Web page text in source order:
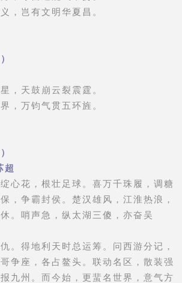
，岂有文明华夏昌。
，天鼓崩云裂震霆。
，万钧气贯五环旌。
超
心花，根壮足球。喜万千珠履，调糖
，争霸封侯。楚汉雄风，江淮热浪，
。哨声急，纵太湖三傻，亦奋吴
。得地利天时总运筹。问西游分记，
争座，各占鳌头。联动名区，散装强
九州。而今始，更蜚名世界，意气方